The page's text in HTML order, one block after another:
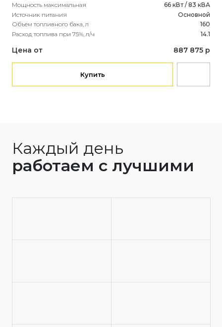
Мощность максимальная
66 кВт / 83 кВА
Источник питания
Основной
Объем топливного бака, л
160
Расход топлива при 75%, л/ч
14.1
Цена от 887 875 р
Купить
Каждый день
работаем с лучшими